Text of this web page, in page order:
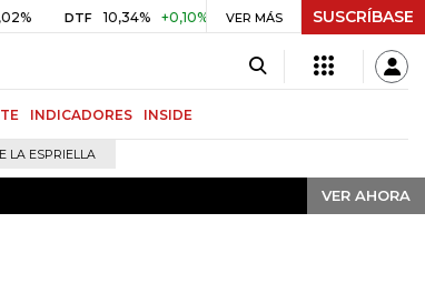
DTF 10,34% +0,10% +0,98% UVR $ 416,91 +$ 0,05
VER MÁS SUSCRÍBASE
INDICADORES INSIDE
LA ESPRIELLA
VER AHORA
VER AHORA